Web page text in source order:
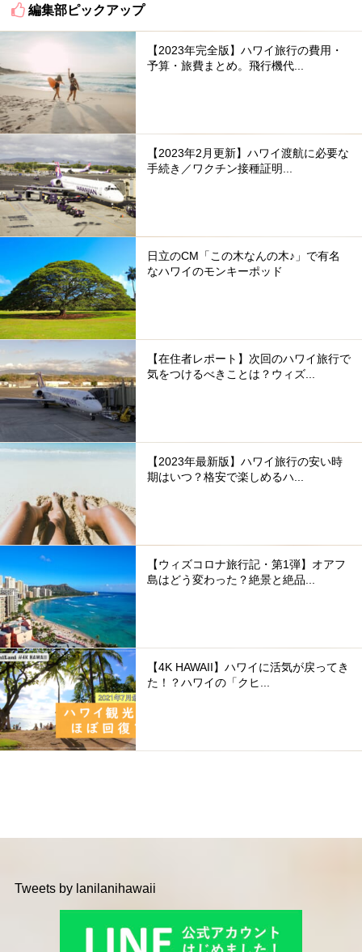
編集部ピックアップ
【2023年完全版】ハワイ旅行の費用・
予算・旅費まとめ。飛行機代...
【2023年2月更新】ハワイ渡航に必要な
手続き／ワクチン接種証明...
日立のCM「この木なんの木♪」で有名
なハワイのモンキーポッド
【在住者レポート】次回のハワイ旅行で
気をつけるべきことは？ウィズ...
【2023年最新版】ハワイ旅行の安い時
期はいつ？格安で楽しめるハ...
【ウィズコロナ旅行記・第1弾】オアフ
島はどう変わった？絶景と絶品...
【4K HAWAII】ハワイに活気が戻ってき
た！？ハワイの「クヒ...
Tweets by lanilanihawaii